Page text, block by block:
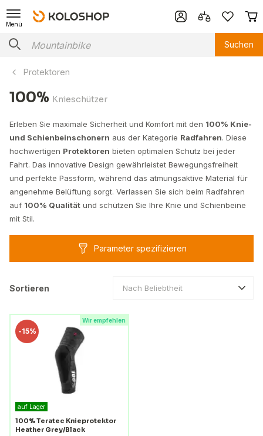
Menü
Suchen
Protektoren
100% Knieschützer
Erleben Sie maximale Sicherheit und Komfort mit den 100% Knie-
und Schienbeinschonern aus der Kategorie Radfahren. Diese
hochwertigen Protektoren bieten optimalen Schutz bei jeder
Fahrt. Das innovative Design gewährleistet Bewegungsfreiheit
und perfekte Passform, während das atmungsaktive Material für
angenehme Belüftung sorgt. Verlassen Sie sich beim Radfahren
auf 100% Qualität und schützen Sie Ihre Knie und Schienbeine
mit Stil.
Parameter spezifizieren
Sortieren Nach Beliebtheit
Wir empfehlen
-15%
auf Lager
100% Teratec Knieprotektor
Heather Grey/Black